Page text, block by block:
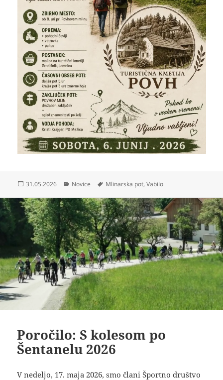
Objavljeno
31.05.2026 Kategorije
Novice Oznake
Mlinarska pot,Vabilo
Poročilo: S kolesom po
Šentanelu 2026
V nedeljo, 17. maja 2026, smo člani Športno društvo